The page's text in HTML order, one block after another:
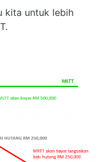
kita untuk lebih